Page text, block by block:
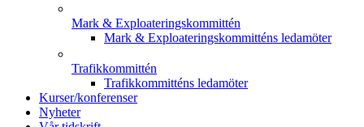
Mark & Exploateringskommittén
Mark & Exploateringskommitténs ledamöter
Trafikkommittén
Trafikkommitténs ledamöter
Kurser/konferenser
Nyheter